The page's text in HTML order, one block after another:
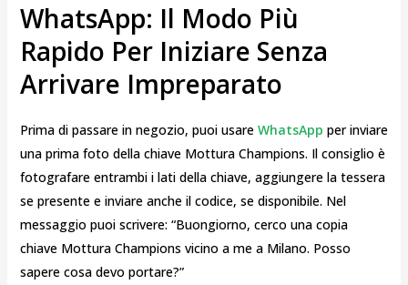
WhatsApp: Il Modo Più
Rapido Per Iniziare Senza
Arrivare Impreparato
Prima di passare in negozio, puoi usare WhatsApp per inviare
una prima foto della chiave Mottura Champions. Il consiglio è
fotografare entrambi i lati della chiave, aggiungere la tessera
se presente e inviare anche il codice, se disponibile. Nel
messaggio puoi scrivere: “Buongiorno, cerco una copia
chiave Mottura Champions vicino a me a Milano. Posso
sapere cosa devo portare?”